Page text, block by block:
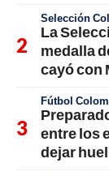
Selección
La
medalla
cayó con
Fútbol
entre los
dejar